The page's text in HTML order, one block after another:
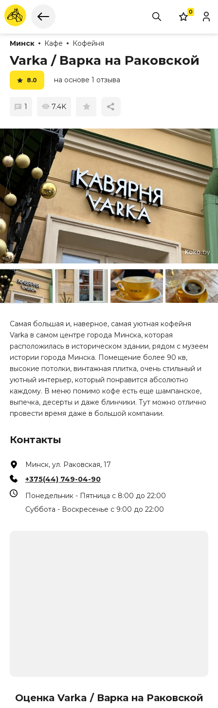
0
Минск Кафе Кофейня
Varka / Варка на Раковской
8.0 на основе 1 отзыва
1 7.4K
Самая большая и, наверное, самая уютная кофейня
Varka в самом центре города Минска, которая
расположилась в историческом здании, рядом с музеем
истории города Минска. Помещение более 90 кв,
высокие потолки, винтажная плитка, очень стильный и
уютный интерьер, который понравится абсолютно
каждому. В меню помимо кофе есть еще шампанское,
выпечка, десерты и даже блинчики. Тут можно отлично
провести время даже в большой компании.
Контакты
Минск, ул. Раковская, 17
+375(44) 749-04-90
Понедельник - Пятница с 8:00 до 22:00
Суббота - Воскресенье с 9:00 до 22:00
Оценка Varka / Варка на Раковской